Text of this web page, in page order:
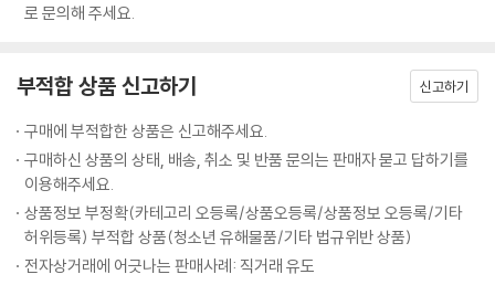
믿을 수 없는 기적의 시작
적 없었던 엄마라는 존재가 생길 예정이지만, 자신을 낳아 준 엄마에 대해
선 아무것도 모른다. 세상에 존재했는지조차 의심스러울 만큼 비밀에 싸인
엄마. 게다가 아빠는 부재하는 것이나 다름없고 새엄마가 될 ‘그 여자’의 존
재는 껄끄럽다. 그런 은유에게 아빠는 1년 뒤의 자신에게 편지를 써 보라고
제안한다. 은유의 그 편지는 엉뚱하게도 34년의 시간을 거슬러 1982년에
사는 또 다른 은유에게 도착한다. 신조어들이 잔뜩 쓰인 은유의 편지를 받
로 문의해 주세요.
부적합 상품 신고하기 신고하기
구매에 부적합한 상품은 신고해주세요.
구매하신 상품의 상태, 배송, 취소 및 반품 문의는 판매자 묻고 답하기를
이용해주세요.
상품정보 부정확(카테고리 오등록/상품오등록/상품정보 오등록/기타
허위등록) 부적합 상품(청소년 유해물품/기타 법규위반 상품)
전자상거래에 어긋나는 판매사례: 직거래 유도